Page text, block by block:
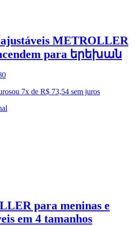
METROLLER
para երեխան
ou 7x de R$ 73,54 sem juros
para meninas e
em 4 tamanhos